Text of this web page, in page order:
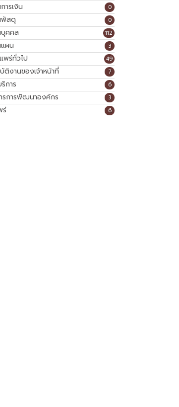
0
ารเงิน
0
พัสดุ
112
บุคคล
3
ผน
49
พร่ทั่วไป
7
ติงานของเจ้าหน้าที่
6
การ
3
รการพัฒนาองค์กร
6
ร่